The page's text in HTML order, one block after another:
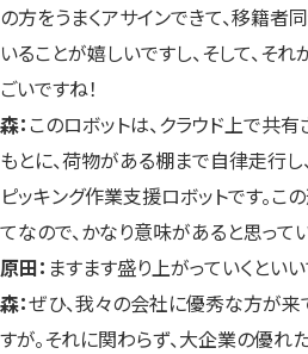
の方をうまくアサインできて、移籍
いることが嬉しいですし、そして、そ
ごいですね！
森： このロボットは、クラウド上で共
もとに、荷物がある棚まで自律走行
ピッキング作業支援ロボットです。こ
てなので、かなり意味があると思って
原田： ますます盛り上がっていくといい
森：ぜひ、我々の会社に優秀な方が来
すが。それに関わらず、大企業の優れ